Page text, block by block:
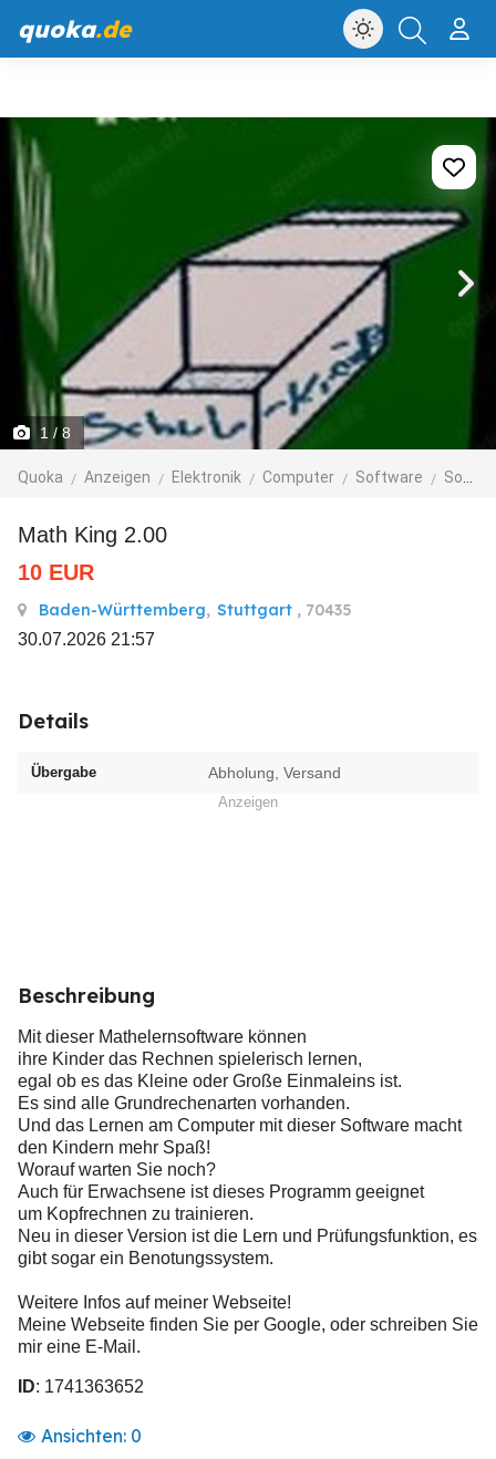
quoka.de
1 / 8
Quoka Anzeigen Elektronik Computer Software Software: Anwendungen, Tools
Math King 2.00
10 EUR
Baden-Württemberg, Stuttgart , 70435
30.07.2026 21:57
Details
Übergabe Abholung, Versand
Anzeigen
Beschreibung
Mit dieser Mathelernsoftware können
ihre Kinder das Rechnen spielerisch lernen,
egal ob es das Kleine oder Große Einmaleins ist.
Es sind alle Grundrechenarten vorhanden.
Und das Lernen am Computer mit dieser Software macht
den Kindern mehr Spaß!
Worauf warten Sie noch?
Auch für Erwachsene ist dieses Programm geeignet
um Kopfrechnen zu trainieren.
Neu in dieser Version ist die Lern und Prüfungsfunktion, es
gibt sogar ein Benotungssystem.
Weitere Infos auf meiner Webseite!
Meine Webseite finden Sie per Google, oder schreiben Sie
mir eine E-Mail.
ID: 1741363652
Ansichten: 0